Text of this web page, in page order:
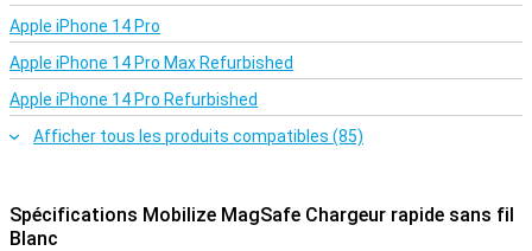
Apple iPhone 14 Pro
Apple iPhone 14 Pro Max Refurbished
Apple iPhone 14 Pro Refurbished
Afficher tous les produits compatibles (85)
Spécifications Mobilize MagSafe Chargeur rapide sans fil
Blanc